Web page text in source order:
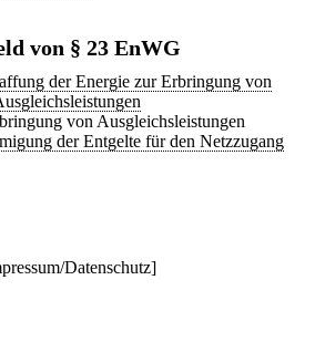
von § 23 EnWG
der Energie zur Erbringung von
von Ausgleichsleistungen
der Entgelte für den Netzzugang
Datenschutz]